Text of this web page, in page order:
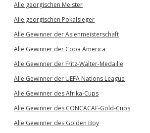
Alle georgischen Meister
Alle georgischen Pokalsieger
Alle Gewinner der Asienmeisterschaft
Alle Gewinner der Copa America
Alle Gewinner der Fritz-Walter-Medaille
Alle Gewinner der UEFA Nations League
Alle Gewinner des Afrika-Cups
Alle Gewinner des CONCACAF-Gold-Cups
Alle Gewinner des Golden Boy